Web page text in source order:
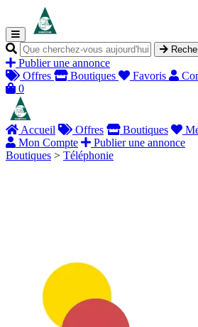
Publier une annonce
Offres
Boutiques Favoris
0
Accueil Offres Boutiques
Mon Compte
Publier une annonce
Boutiques > Téléphonie